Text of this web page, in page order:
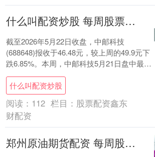
什么叫配资炒股 每周股票复盘：中邮科技（688648）营收增51.86%净利扭亏
截至2026年5月22日收盘，中邮科技
(688648)报收于46.48元，较上周的49.9元下
跌6.85%。本周，中邮科技5月21日盘中最高
价报52.7元。5月....
什么叫配资炒股
阅读： 112 栏目： 股票配资鑫东
财配资
郑州原油期货配资 每周股票复盘：玲珑轮胎（601966）控股股东拟增持1.8亿至2.3亿元